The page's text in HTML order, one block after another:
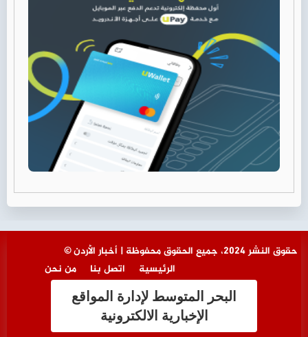
© حقوق النشر 2024، جميع الحقوق محفوظة | أخبار الأردن
من نحن
اتصل بنا الرئيسية
البحر المتوسط لإدارة المواقع
الإخبارية الالكترونية